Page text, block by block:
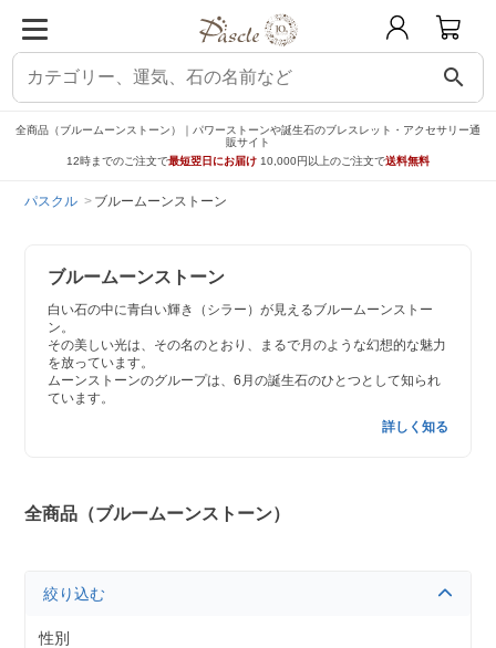
search
全商品（ブルームーンストーン）｜パワーストーンや誕生石のブレスレット・アクセサリー通
販サイト
12時までのご注文で最短翌日にお届け 10,000円以上のご注文で送料無料
パスクル ブルームーンストーン
ブルームーンストーン
白い石の中に青白い輝き（シラー）が見えるブルームーンストー
ン。
その美しい光は、その名のとおり、まるで月のような幻想的な魅力
を放っています。
ムーンストーンのグループは、6月の誕生石のひとつとして知られ
ています。
詳しく知る
全商品（ブルームーンストーン）
絞り込む
性別